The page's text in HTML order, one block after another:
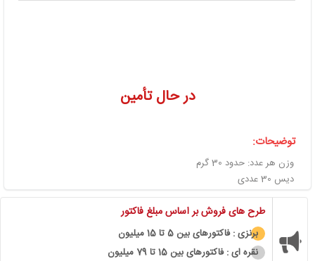
در حال تأمین
توضیحات:
وزن هر عدد: حدود 30 گرم
دیس 30 عددی
طرح های فروش بر اساس مبلغ فاکتور
برنزی : فاکتورهای بین 5 تا 15 میلیون
نقره ای : فاکتورهای بین 15 تا 79 میلیون